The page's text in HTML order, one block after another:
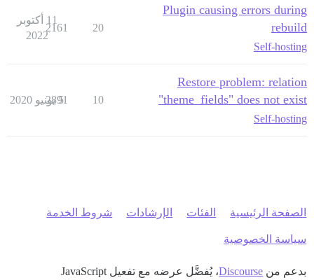
Plugin causing errors during
rebuild
Self-hosting
20
2161
11 أكتوبر
2022
Restore problem: relation
"theme_fields" does not exist
Self-hosting
10
2891
5 يونيو 2020
الصفحة الرئيسية الفئات الإرشادات شروط الخدمة
سياسة الخصوصية
بدعم من Discourse، يُفضَّل عرضه مع تفعيل JavaScript